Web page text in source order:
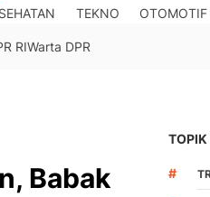
TEKNO OTOMOTIF
RIWarta DPR
Babak
TOPIK
#